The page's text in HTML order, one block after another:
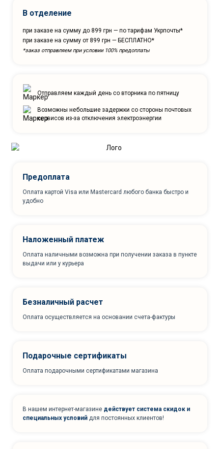
В отделение
при заказе на сумму до 899 грн — по тарифам Укрпочты*
при заказе на сумму от 899 грн — БЕСПЛАТНО*
*заказ отправляем при условии 100% предоплаты
Отправляем каждый день со вторника по пятницу
Возможны небольшие задержки со стороны почтовых
сервисов из-за отключения электроэнергии
Предоплата
Оплата картой Visa или Mastercard любого банка быстро и
удобно
Наложенный платеж
Оплата наличными возможна при получении заказа в пункте
выдачи или у курьера
Безналичный расчет
Оплата осуществляется на основании счета-фактуры
Подарочные сертификаты
Оплата подарочными сертификатами магазина
В нашем интернет-магазине действует система скидок и
специальных условий для постоянных клиентов!